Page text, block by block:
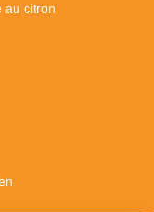
au citron